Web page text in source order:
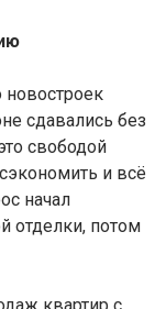
сдавались без
свободой
и всё
начал
отделки, потом